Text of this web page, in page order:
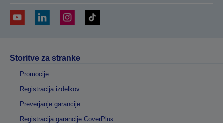
Storitve za stranke
Promocije
Registracija izdelkov
Preverjanje garancije
Registracija garancije CoverPlus